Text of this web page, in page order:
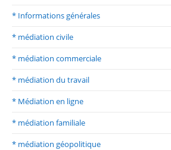
* Informations générales
* médiation civile
* médiation commerciale
* médiation du travail
* Médiation en ligne
* médiation familiale
* médiation géopolitique